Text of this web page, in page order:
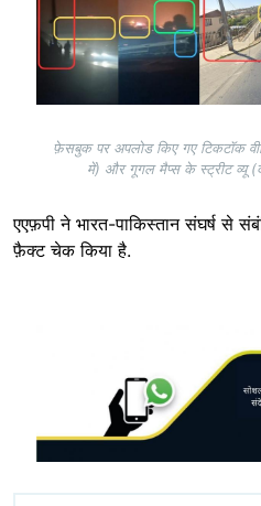
फ़ेसबुक पर अपलोड किए गए टिकटॉक
में) और गूगल मैप्स के स्ट्रीट व्यू
एएफ़पी ने भारत-पाकिस्तान संघर्ष से
फ़ैक्ट चेक किया है.